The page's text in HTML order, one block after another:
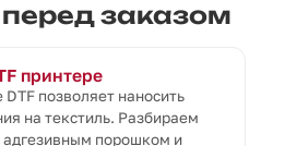
заказом
принтере
позволяет наносить
на текстиль. Разбираем
адгезивным порошком и